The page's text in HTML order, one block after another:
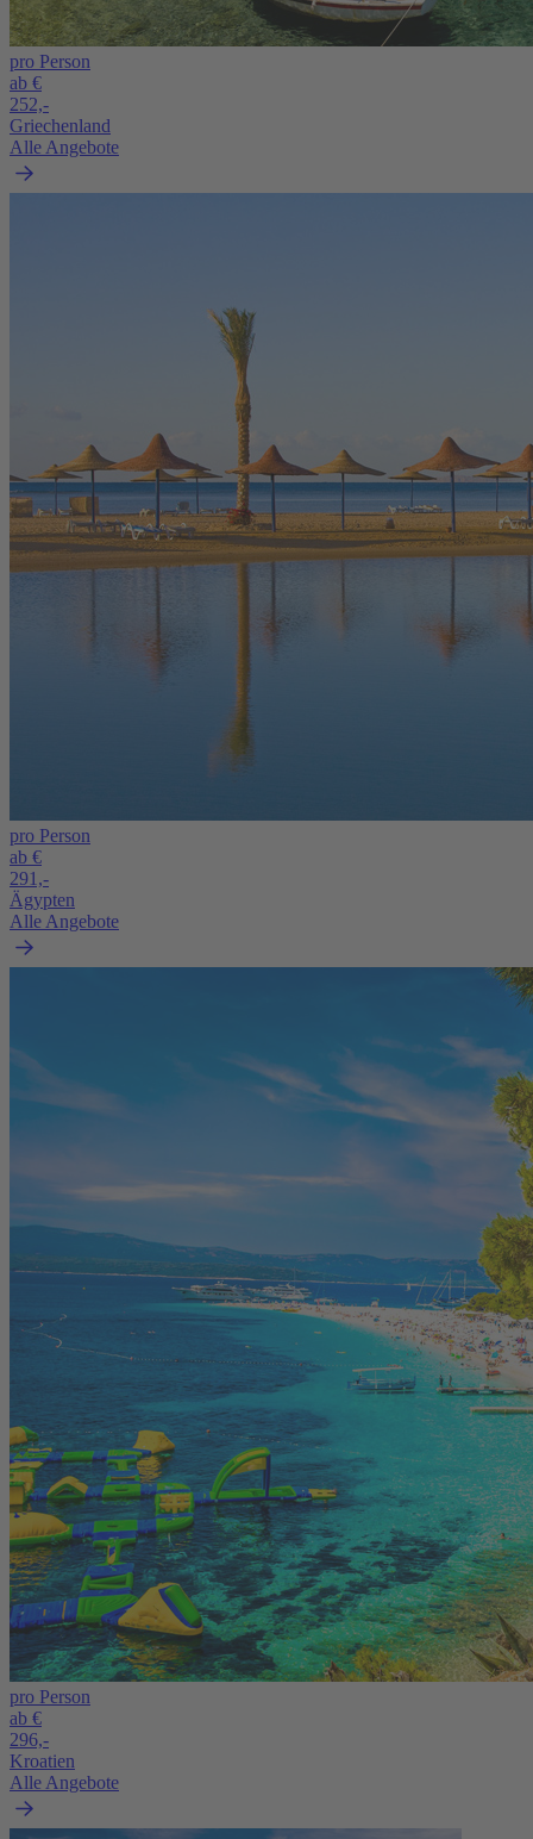
pro Person
ab €
252,-
Griechenland
Alle Angebote
pro Person
ab €
291,-
Ägypten
Alle Angebote
pro Person
ab €
296,-
Kroatien
Alle Angebote